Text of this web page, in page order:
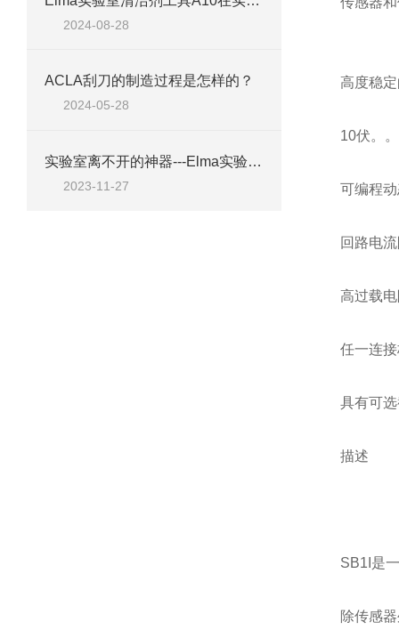
2024-08-28
ACLA刮刀的制造过程是怎样的？
2024-05-28
实验室离不开的神器---Elma实验室清洁剂工具A10
2023-11-27
高度稳
10伏。
可编程
回路电
高过载
任一连
具有可
描述
SB1I是
除传感